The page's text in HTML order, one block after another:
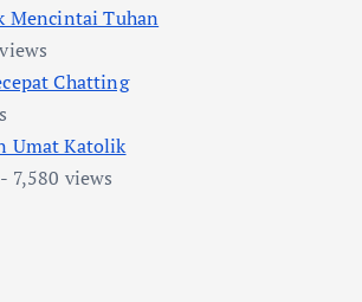
Mencintai Tuhan
Chatting
Umat Katolik
- 7,580 views